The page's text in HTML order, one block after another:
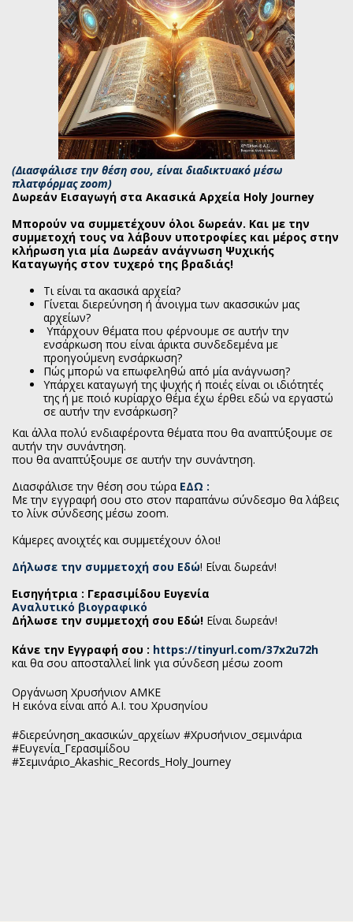
(Διασφάλισε την θέση σου, είναι διαδικτυακό μέσω
πλατφόρμας zoom)
Δωρεάν Εισαγωγή στα Ακασικά Αρχεία Holy Journey
Μπορούν να συμμετέχουν όλοι δωρεάν. Και με την
συμμετοχή τους να λάβουν υποτροφίες και μέρος στην
κλήρωση για μία Δωρεάν ανάγνωση Ψυχικής
Καταγωγής στον τυχερό της βραδιάς!
Τι είναι τα ακασικά αρχεία?
Γίνεται διερεύνηση ή άνοιγμα των ακασσικών μας
αρχείων?
Υπάρχουν θέματα που φέρνουμε σε αυτήν την
ενσάρκωση που είναι άρικτα συνδεδεμένα με
προηγούμενη ενσάρκωση?
Πώς μπορώ να επωφεληθώ από μία ανάγνωση?
Υπάρχει καταγωγή της ψυχής ή ποιές είναι οι ιδιότητές
της ή με ποιό κυρίαρχο θέμα έχω έρθει εδώ να εργαστώ
σε αυτήν την ενσάρκωση?
Και άλλα πολύ ενδιαφέροντα θέματα που θα αναπτύξουμε σε
αυτήν την συνάντηση.
που θα αναπτύξουμε σε αυτήν την συνάντηση.
Διασφάλισε την θέση σου τώρα ΕΔΩ :
Με την εγγραφή σου στο στον παραπάνω σύνδεσμο θα λάβεις
το λίνκ σύνδεσης μέσω zoom.
Κάμερες ανοιχτές και συμμετέχουν όλοι!
Δήλωσε την συμμετοχή σου Εδώ! Είναι δωρεάν!
Εισηγήτρια : Γερασιμίδου Ευγενία
Αναλυτικό βιογραφικό
Δήλωσε την συμμετοχή σου Εδώ! Είναι δωρεάν!
Κάνε την Εγγραφή σου : https://tinyurl.com/37x2u72h
και θα σου αποσταλλεί link για σύνδεση μέσω zoom
Οργάνωση Χρυσήνιον ΑΜΚΕ
Η εικόνα είναι από Α.Ι. του Χρυσηνίου
#διερεύνηση_ακασικών_αρχείων #Χρυσήνιον_σεμινάρια
#Ευγενία_Γερασιμίδου
#Σεμινάριο_Akashic_Records_Holy_Journey